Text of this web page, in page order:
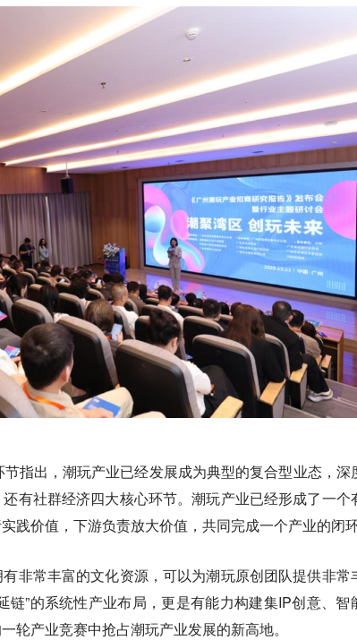
指出，潮玩产业已经发展成为典型的复合型业态，深
有社群经济四大核心环节。潮玩产业已经形成了一个
践价值，下游负责放大价值，共同完成一个产业的闭环
非常丰富的文化资源，可以为潮玩原创团队提供非常
链”的系统性产业布局，更是有能力构建集IP创意、智
轮产业竞赛中抢占潮玩产业发展的新高地。